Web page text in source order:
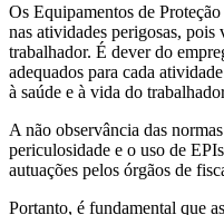
Os Equipamentos de
nas atividades perigosas, pois
trabalhador. É dever do
adequados para cada
à saúde e à vida do
A não observância das
periculosidade e o uso de
autuações pelos órgãos de
Portanto, é fundamental que